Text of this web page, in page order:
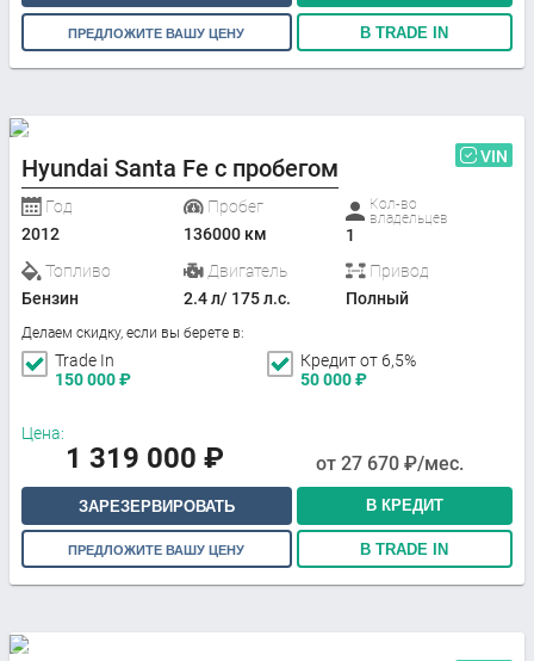
ПРЕДЛОЖИТЕ ВАШУ ЦЕНУ В TRADE IN
Hyundai Santa Fe с пробегом VIN
Год
2012
Пробег
136000 км
Кол-во
владельцев
1
Топливо
Бензин
Двигатель
2.4 л/ 175 л.с.
Привод
Полный
Делаем скидку, если вы берете в:
Trade In
150 000₽
Кредит от 6,5%
50 000₽
Цена:
1 319 000 ₽ от 27 670 ₽/мес.
ЗАРЕЗЕРВИРОВАТЬ В КРЕДИТ
ПРЕДЛОЖИТЕ ВАШУ ЦЕНУ В TRADE IN